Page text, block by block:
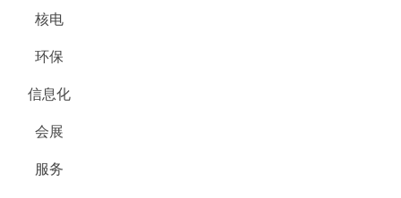
核电
环保
信息化
会展
服务